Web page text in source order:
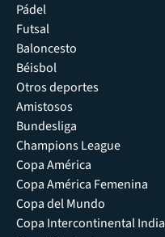
Pádel
Futsal
Baloncesto
Béisbol
Otros deportes
Amistosos
Bundesliga
Champions League
Copa América
Copa América Femenina
Copa del Mundo
Copa Intercontinental India